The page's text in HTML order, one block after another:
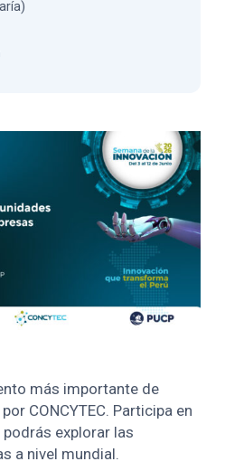
más importante de
CONCYTEC. Participa en
explorar las
a nivel mundial.